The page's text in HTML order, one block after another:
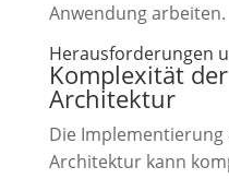
Anwendung arbeiten.
Herausforderungen
Komplexität
Architektur
Die
Architektur kann